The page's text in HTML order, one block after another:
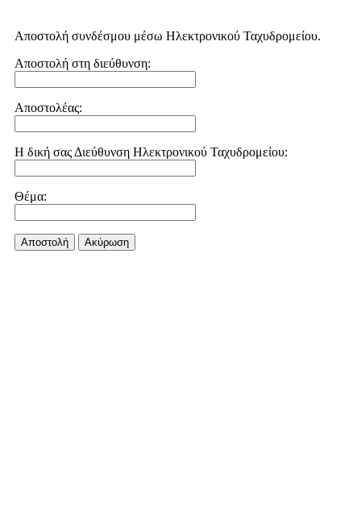
Αποστολή συνδέσμου μέσω Ηλεκτρονικού Ταχυδρομείου.
Αποστολή στη διεύθυνση:
Αποστολέας:
Η δική σας Διεύθυνση Ηλεκτρονικού Ταχυδρομείου:
Θέμα:
Αποστολή Aκύρωση